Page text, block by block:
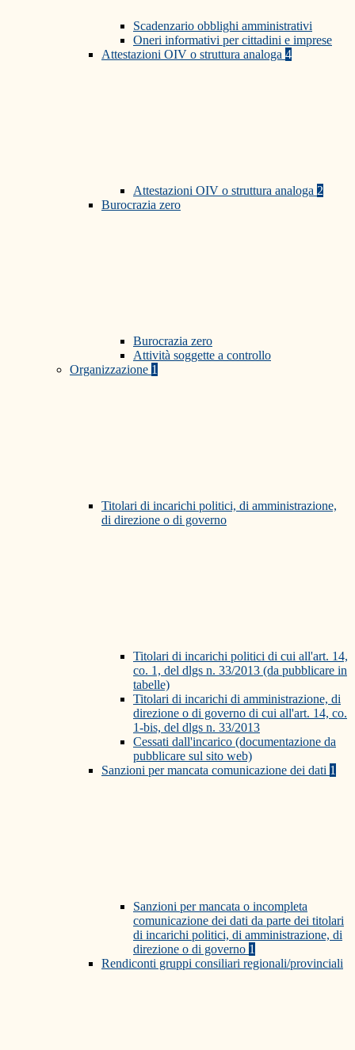
Scadenzario obblighi amministrativi
Oneri informativi per cittadini e imprese
Attestazioni OIV o struttura analoga 4
Attestazioni OIV o struttura analoga 2
Burocrazia zero
Burocrazia zero
Attività soggette a controllo
Organizzazione 1
Titolari di incarichi politici, di amministrazione,
di direzione o di governo
Titolari di incarichi politici di cui all'art. 14,
co. 1, del dlgs n. 33/2013 (da pubblicare in
tabelle)
Titolari di incarichi di amministrazione, di
direzione o di governo di cui all'art. 14, co.
1-bis, del dlgs n. 33/2013
Cessati dall'incarico (documentazione da
pubblicare sul sito web)
Sanzioni per mancata comunicazione dei dati 1
Sanzioni per mancata o incompleta
comunicazione dei dati da parte dei titolari
di incarichi politici, di amministrazione, di
direzione o di governo 1
Rendiconti gruppi consiliari regionali/provinciali